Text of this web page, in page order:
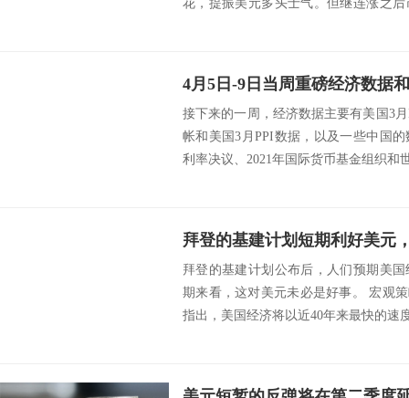
花，提振美元多头士气。但继连涨之
接下来的一周，经济数据主要有美国3
帐和美国3月PPI数据，以及一些中国
利率决议、2021年国际货币基金组织和
拜登的基建计划短期利好美元
拜登的基建计划公布后，人们预期美
期来看，这对美元未必是好事。 宏观策
指出，美国经济将以近40年来最快的速